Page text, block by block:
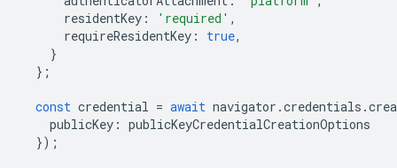
residentKey : 'required' ,
requireResidentKey : true,
}
};
const credential = await navigator .credentials .
publicKey : publicKeyCredentialCreationOptions
});